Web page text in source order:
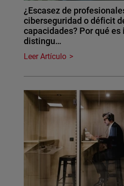
¿Escasez de
ciberseguridad o déficit
capacidades? Por qué
distingu…
Leer Artículo